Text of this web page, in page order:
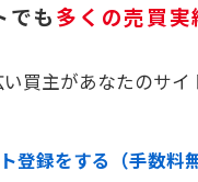
でも多くの売買実
買主があなたのサイ
登録をする（手数料無